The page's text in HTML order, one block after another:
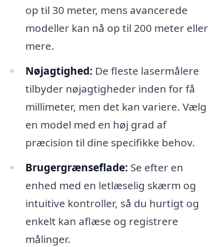
op til 30 meter, mens avancerede
modeller kan nå op til 200 meter eller
mere.
Nøjagtighed: De fleste lasermålere
tilbyder nøjagtigheder inden for få
millimeter, men det kan variere. Vælg
en model med en høj grad af
præcision til dine specifikke behov.
Brugergrænseflade: Se efter en
enhed med en letlæselig skærm og
intuitive kontroller, så du hurtigt og
enkelt kan aflæse og registrere
målinger.